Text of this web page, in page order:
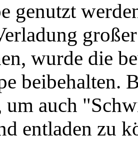
genutzt
wurde die
beibehalten.
um auch
entladen zu